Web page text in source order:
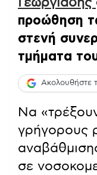
προώθηση
στενή
τμήματα
Ακολουθήστε
Να
γρήγορους
σε